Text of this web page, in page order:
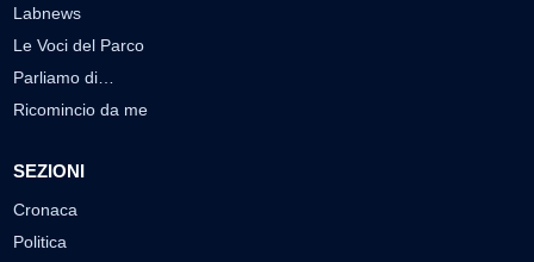
Labnews
Le Voci del Parco
Parliamo di…
Ricomincio da me
SEZIONI
Cronaca
Politica